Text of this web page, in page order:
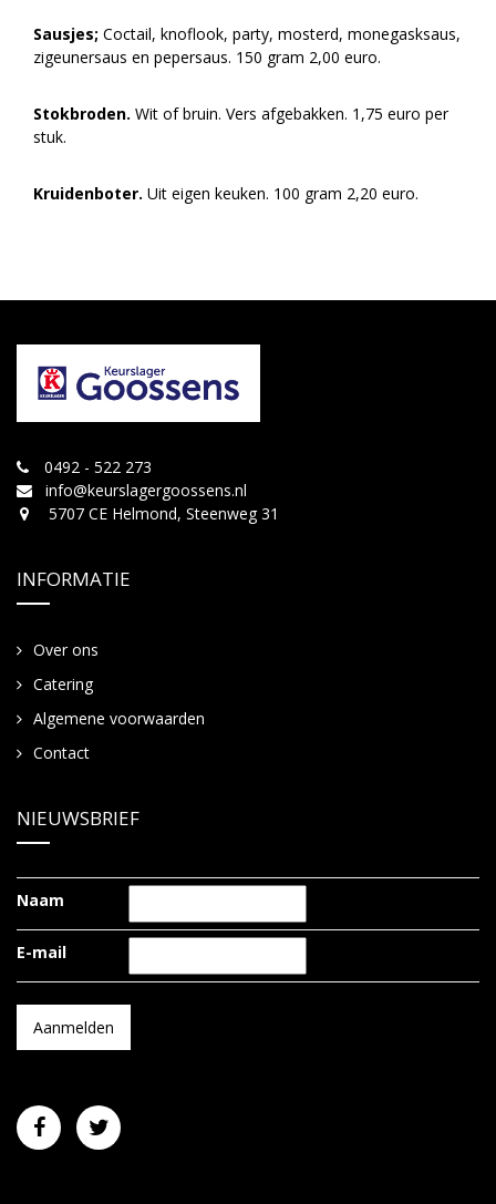
Sausjes; Coctail, knoflook, party, mosterd, monegasksaus,
zigeunersaus en pepersaus. 150 gram 2,00 euro.
Stokbroden. Wit of bruin. Vers afgebakken. 1,75 euro per
stuk.
Kruidenboter. Uit eigen keuken. 100 gram 2,20 euro.
0492 - 522 273
info@keurslagergoossens.nl
5707 CE Helmond, Steenweg 31
INFORMATIE
Over ons
Catering
Algemene voorwaarden
Contact
NIEUWSBRIEF
Naam
E-mail